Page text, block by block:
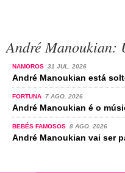
André Manoukian:
NAMOROS 31 JUL. 2026
André Manoukian está
FORTUNA 7 AGO. 2026
André Manoukian é o
BEBÉS FAMOSOS 8 AGO. 2026
André Manoukian vai ser